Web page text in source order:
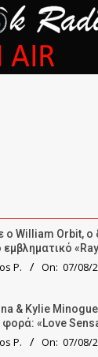
ο William Orbit, ο
P. On: 07/08/
& Kylie
«Love
P. On: 07/08/